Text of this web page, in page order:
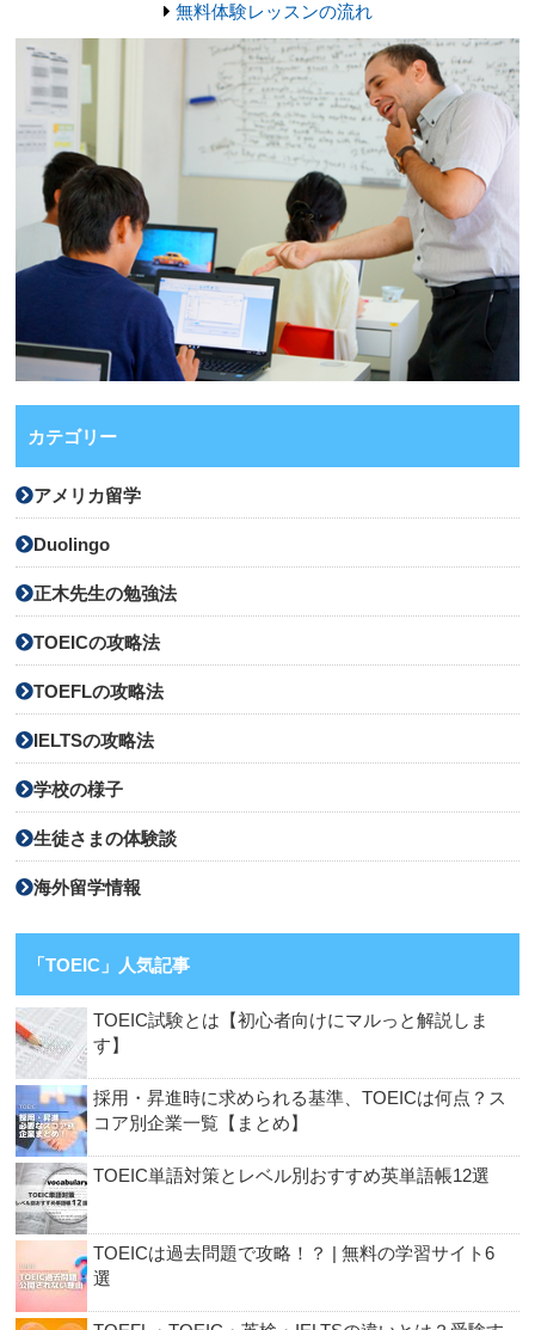
無料体験レッスンの流れ
カテゴリー
アメリカ留学
Duolingo
正木先生の勉強法
TOEICの攻略法
TOEFLの攻略法
IELTSの攻略法
学校の様子
生徒さまの体験談
海外留学情報
「TOEIC」人気記事
TOEIC試験とは【初心者向けにマルっと解説しま
す】
採用・昇進時に求められる基準、TOEICは何点？ス
コア別企業一覧【まとめ】
TOEIC単語対策とレベル別おすすめ英単語帳12選
TOEICは過去問題で攻略！？ | 無料の学習サイト6
選